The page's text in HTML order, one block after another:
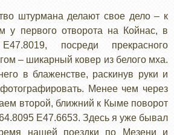
штурмана делают свое дело – к
у первого отворота на Койнас, в
посреди прекрасного
– шикарный ковер из белого мха.
в блаженстве, раскинув руки и
Менее чем через
второй, ближний к Кыме поворот
E47.6653. Здесь я уже бывал
нашей поездки по Мезени и